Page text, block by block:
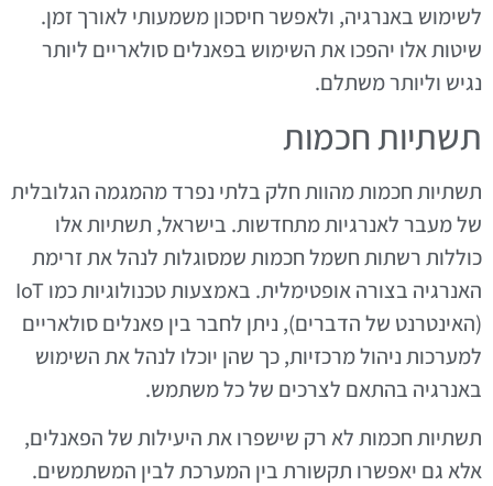
לשימוש באנרגיה, ולאפשר חיסכון משמעותי לאורך זמן.
שיטות אלו יהפכו את השימוש בפאנלים סולאריים ליותר
נגיש וליותר משתלם.
תשתיות חכמות
תשתיות חכמות מהוות חלק בלתי נפרד מהמגמה הגלובלית
של מעבר לאנרגיות מתחדשות. בישראל, תשתיות אלו
כוללות רשתות חשמל חכמות שמסוגלות לנהל את זרימת
האנרגיה בצורה אופטימלית. באמצעות טכנולוגיות כמו IoT
(האינטרנט של הדברים), ניתן לחבר בין פאנלים סולאריים
למערכות ניהול מרכזיות, כך שהן יוכלו לנהל את השימוש
באנרגיה בהתאם לצרכים של כל משתמש.
תשתיות חכמות לא רק שישפרו את היעילות של הפאנלים,
אלא גם יאפשרו תקשורת בין המערכת לבין המשתמשים.